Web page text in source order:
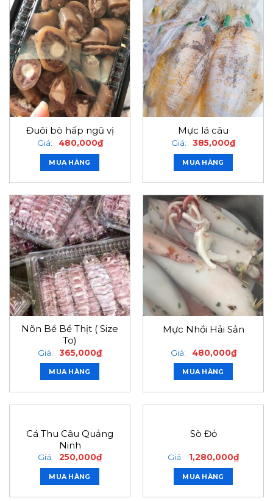
Đuôi bò hấp ngũ vị
Giá: 480,000₫
MUA HÀNG
Mực lá câu
Giá: 385,000₫
MUA HÀNG
Nõn Bề Bề Thịt ( Size
To)
Giá: 365,000₫
MUA HÀNG
Mực Nhồi Hải Sản
Giá: 480,000₫
MUA HÀNG
Cá Thu Câu Quảng
Ninh
Giá: 250,000₫
MUA HÀNG
Sò Đỏ
Giá: 1,280,000₫
MUA HÀNG